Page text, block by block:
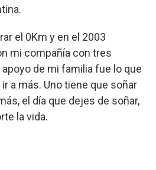
el 0Km y en el 2003
mi compañía con tres
de mi familia fue lo que
a más. Uno tiene que soñar
el día que dejes de soñar,
la vida.